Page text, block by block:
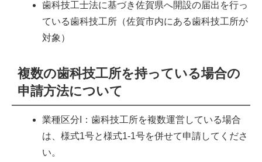
歯科技工士法に基づき佐賀県へ開設の届出を行っ
ている歯科技工所（佐賀市内にある歯科技工所が
対象）
複数の歯科技工所を持っている場合の
申請方法について
業種区分I：歯科技工所を複数運営している場合
は、様式1号と様式1-1号を併せて申請してくださ
い。